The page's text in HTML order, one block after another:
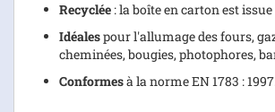
Recyclée : la boîte en carton est
Idéalespour l'allumage des fours,
cheminées, bougies, photophores,
Conformesà la norme EN 1783 :